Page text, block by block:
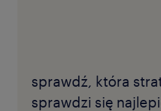
sprawdź, która
sprawdzi się